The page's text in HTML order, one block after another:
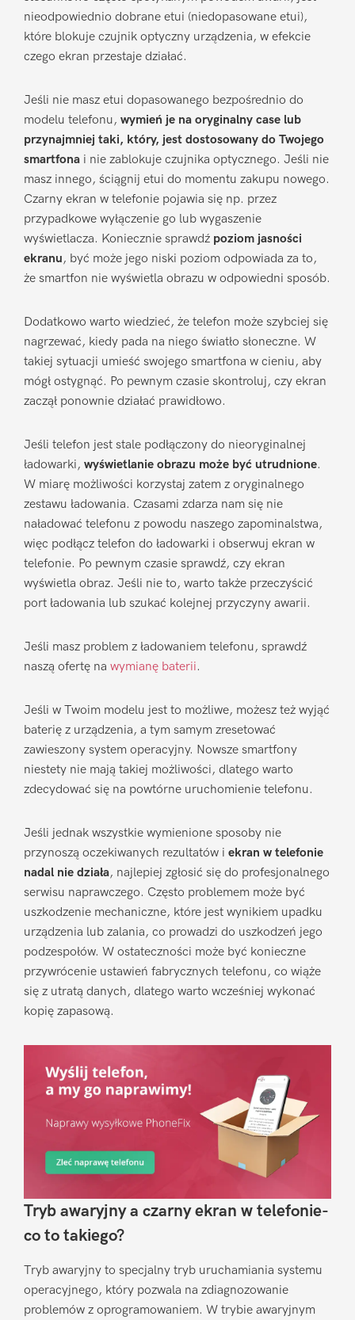
nieodpowiednio dobrane etui (niedopasowane etui),
które blokuje czujnik optyczny urządzenia, w efekcie
czego ekran przestaje działać.
Jeśli nie masz etui dopasowanego bezpośrednio do
modelu telefonu, wymień je na oryginalny case lub
przynajmniej taki, który, jest dostosowany do Twojego
smartfona i nie zablokuje czujnika optycznego. Jeśli nie
masz innego, ściągnij etui do momentu zakupu nowego.
Czarny ekran w telefonie pojawia się np. przez
przypadkowe wyłączenie go lub wygaszenie
wyświetlacza. Koniecznie sprawdź poziom jasności
ekranu, być może jego niski poziom odpowiada za to,
że smartfon nie wyświetla obrazu w odpowiedni sposób.
Dodatkowo warto wiedzieć, że telefon może szybciej się
nagrzewać, kiedy pada na niego światło słoneczne. W
takiej sytuacji umieść swojego smartfona w cieniu, aby
mógł ostygnąć. Po pewnym czasie skontroluj, czy ekran
zaczął ponownie działać prawidłowo.
Jeśli telefon jest stale podłączony do nieoryginalnej
ładowarki, wyświetlanie obrazu może być utrudnione.
W miarę możliwości korzystaj zatem z oryginalnego
zestawu ładowania. Czasami zdarza nam się nie
naładować telefonu z powodu naszego zapominalstwa,
więc podłącz telefon do ładowarki i obserwuj ekran w
telefonie. Po pewnym czasie sprawdź, czy ekran
wyświetla obraz. Jeśli nie to, warto także przeczyścić
port ładowania lub szukać kolejnej przyczyny awarii.
Jeśli masz problem z ładowaniem telefonu, sprawdź
naszą ofertę na wymianę baterii.
Jeśli w Twoim modelu jest to możliwe, możesz też wyjąć
baterię z urządzenia, a tym samym zresetować
zawieszony system operacyjny. Nowsze smartfony
niestety nie mają takiej możliwości, dlatego warto
zdecydować się na powtórne uruchomienie telefonu.
Jeśli jednak wszystkie wymienione sposoby nie
przynoszą oczekiwanych rezultatów i ekran w telefonie
nadal nie działa, najlepiej zgłosić się do profesjonalnego
serwisu naprawczego. Często problemem może być
uszkodzenie mechaniczne, które jest wynikiem upadku
urządzenia lub zalania, co prowadzi do uszkodzeń jego
podzespołów. W ostateczności może być konieczne
przywrócenie ustawień fabrycznych telefonu, co wiąże
się z utratą danych, dlatego warto wcześniej wykonać
kopię zapasową.
Tryb awaryjny a czarny ekran w telefonie-
co to takiego?
Tryb awaryjny to specjalny tryb uruchamiania systemu
operacyjnego, który pozwala na zdiagnozowanie
problemów z oprogramowaniem. W trybie awaryjnym